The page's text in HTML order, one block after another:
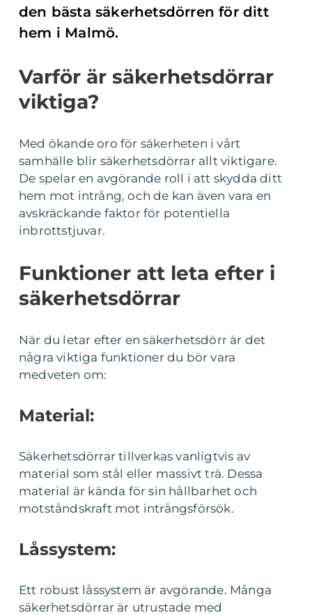
den bästa säkerhetsdörren för ditt
hem i Malmö.
Varför är säkerhetsdörrar
viktiga?
Med ökande oro för säkerheten i vårt
samhälle blir säkerhetsdörrar allt viktigare.
De spelar en avgörande roll i att skydda ditt
hem mot intrång, och de kan även vara en
avskräckande faktor för potentiella
inbrottstjuvar.
Funktioner att leta efter i
säkerhetsdörrar
När du letar efter en säkerhetsdörr är det
några viktiga funktioner du bör vara
medveten om:
Material:
Säkerhetsdörrar tillverkas vanligtvis av
material som stål eller massivt trä. Dessa
material är kända för sin hållbarhet och
motståndskraft mot intrångsförsök.
Låssystem:
Ett robust låssystem är avgörande. Många
säkerhetsdörrar är utrustade med